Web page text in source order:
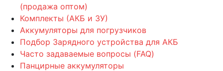
(продажа оптом)
Комплекты (АКБ и ЗУ)
Аккумуляторы для погрузчиков
Подбор Зарядного устройства для АКБ
Часто задаваемые вопросы (FAQ)
Панцирные аккумуляторы